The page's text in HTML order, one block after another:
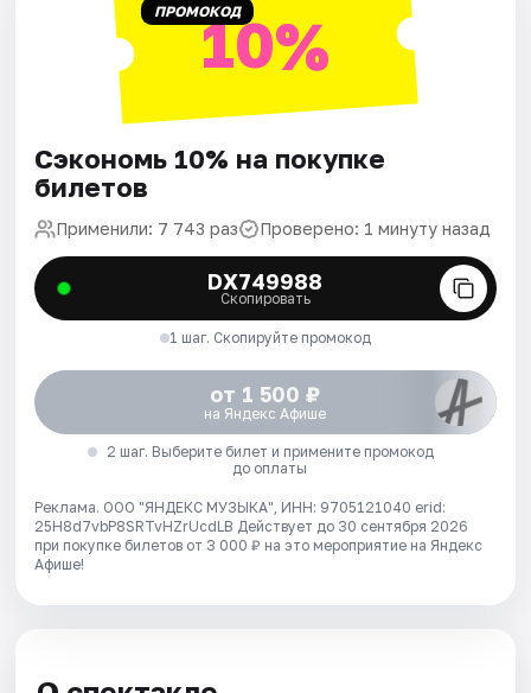
ПРОМОКОД10%
Сэкономь 10% на покупке
билетов
Применили: 7 743 раз Проверено: 1 минуту назад
DX749988
Скопировать
1 шаг. Скопируйте промокод
от 1 500 ₽
на Яндекс Афише
2 шаг. Выберите билет и примените промокод
до оплаты
Реклама. ООО "ЯНДЕКС МУЗЫКА", ИНН: 9705121040 erid:
25H8d7vbP8SRTvHZrUcdLB Действует до 30 сентября 2026
при покупке билетов от 3 000 ₽ на это мероприятие на Яндекс
Афише!